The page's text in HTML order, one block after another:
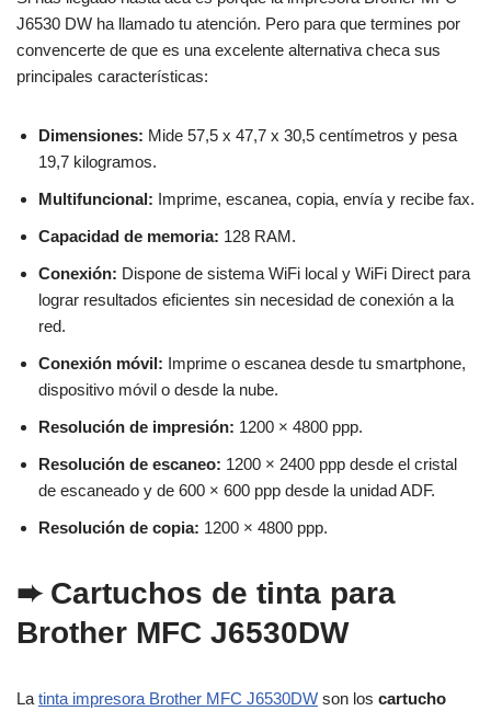
J6530 DW ha llamado tu atención. Pero para que termines por
convencerte de que es una excelente alternativa checa sus
principales características:
Dimensiones: Mide 57,5 x 47,7 x 30,5 centímetros y pesa
19,7 kilogramos.
Multifuncional: Imprime, escanea, copia, envía y recibe fax.
Capacidad de memoria: 128 RAM.
Conexión: Dispone de sistema WiFi local y WiFi Direct para
lograr resultados eficientes sin necesidad de conexión a la
red.
Conexión móvil: Imprime o escanea desde tu smartphone,
dispositivo móvil o desde la nube.
Resolución de impresión: 1200 × 4800 ppp.
Resolución de escaneo: 1200 × 2400 ppp desde el cristal
de escaneado y de 600 × 600 ppp desde la unidad ADF.
Resolución de copia: 1200 × 4800 ppp.
➨ Cartuchos de tinta para
Brother MFC J6530DW
La tinta impresora Brother MFC J6530DW son los cartucho